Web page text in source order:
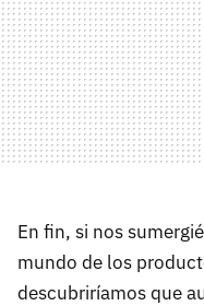
En fin, si nos
mundo de los
descubriríamos que